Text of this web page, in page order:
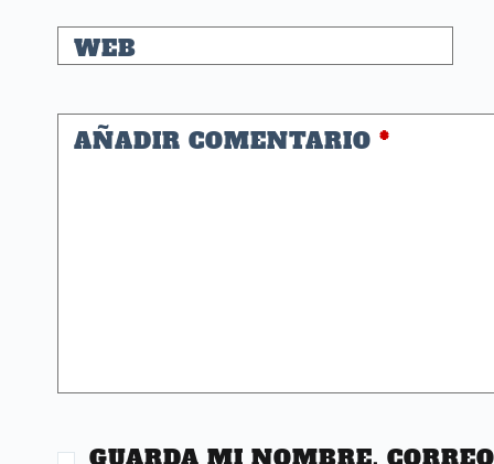
WEB
AÑADIR COMENTARIO *